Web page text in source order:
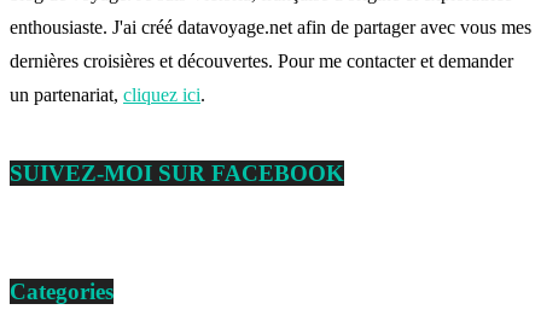
enthousiaste. J'ai créé datavoyage.net afin de partager avec vous mes
dernières croisières et découvertes. Pour me contacter et demander
un partenariat, cliquez ici.
SUIVEZ-MOI SUR FACEBOOK
Categories